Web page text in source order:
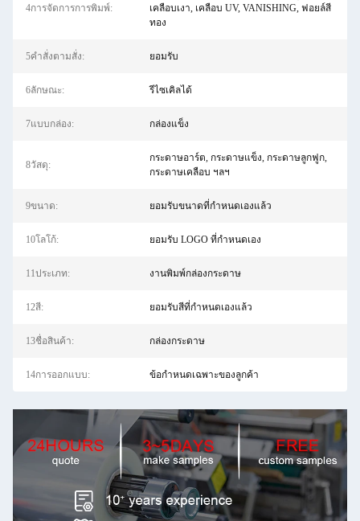
4การจัดการการพิมพ์:
เคลือบเงา, เคลือบ UV, VANISHING, ฟอยล์สี
ทอง
5คําสั่งตามสั่ง: ยอมรับ
6ลักษณะ: รีไซเคิลได้
7แบบกล่อง: กล่องแข็ง
8วัสดุ:
กระดาษอาร์ต, กระดาษแข็ง, กระดาษลูกฟูก,
กระดาษเคลือบ ฯลฯ
9ขนาด: ยอมรับขนาดที่กำหนดเองแล้ว
10โลโก้: ยอมรับ LOGO ที่กําหนดเอง
11ประเภท: งานพิมพ์กล่องกระดาษ
12สี: ยอมรับสีที่กำหนดเองแล้ว
13ชื่อสินค้า: กล่องกระดาษ
14การออกแบบ: ข้อกำหนดเฉพาะของลูกค้า